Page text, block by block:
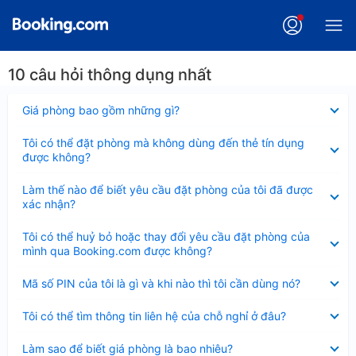
10 câu hỏi thông dụng nhất
Giá phòng bao gồm những gì?
thu
Tôi có thể đặt phòng mà không dùng đến thẻ tín dụng
được không?
thu
gọn
Làm thế nào để biết yêu cầu đặt phòng của tôi đã được
xác nhận?
thu
gọn
Tôi có thể huỷ bỏ hoặc thay đổi yêu cầu đặt phòng của
mình qua Booking.com được không?
thu
gọn
Mã số PIN của tôi là gì và khi nào thì tôi cần dùng nó?
thu
Tôi có thể tìm thông tin liên hệ của chỗ nghỉ ở đâu?
thu
Làm sao để biết giá phòng là bao nhiêu?
thu